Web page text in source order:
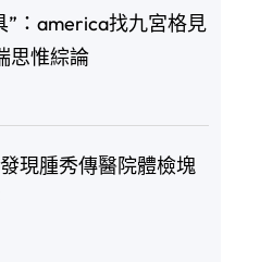
”：america找九宮格見
思惟綜論
現腫秀傳醫院體檢塊